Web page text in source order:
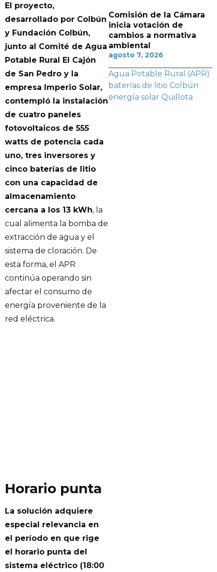
El proyecto,
desarrollado por Colbún
y Fundación Colbún,
junto al Comité de Agua
Potable Rural El Cajón
de San Pedro y la
empresa Imperio Solar,
contempló la instalación
de cuatro paneles
fotovoltaicos de 555
watts de potencia cada
uno, tres inversores y
cinco baterías de litio
con una capacidad de
almacenamiento
cercana a los 13 kWh, la
cual alimenta la bomba de
extracción de agua y el
sistema de cloración. De
esta forma, el APR
continúa operando sin
afectar el consumo de
energía proveniente de la
red eléctrica.
Horario punta
La solución adquiere
especial relevancia en
el período en que rige
el horario punta del
sistema eléctrico (18:00
Comisión de la Cámara
inicia votación de
cambios a normativa
ambiental
agosto 7, 2026
Agua Potable Rural (APR)
baterías de litio Colbún
energía solar Quillota